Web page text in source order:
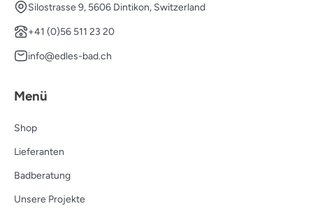
Silostrasse 9, 5606 Dintikon, Switzerland
+41 (0)56 511 23 20
info@edles-bad.ch
Menü
Shop
Lieferanten
Badberatung
Unsere Projekte